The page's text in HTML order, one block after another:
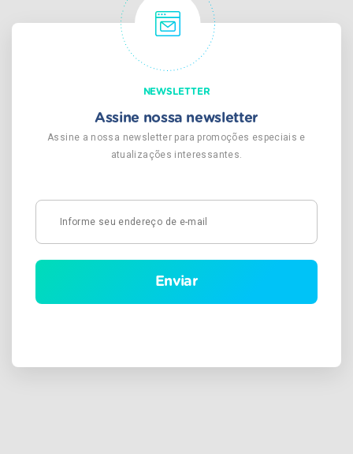
NEWSLETTER
Assine nossa newsletter
Assine a nossa newsletter para promoções especiais e
atualizações interessantes.